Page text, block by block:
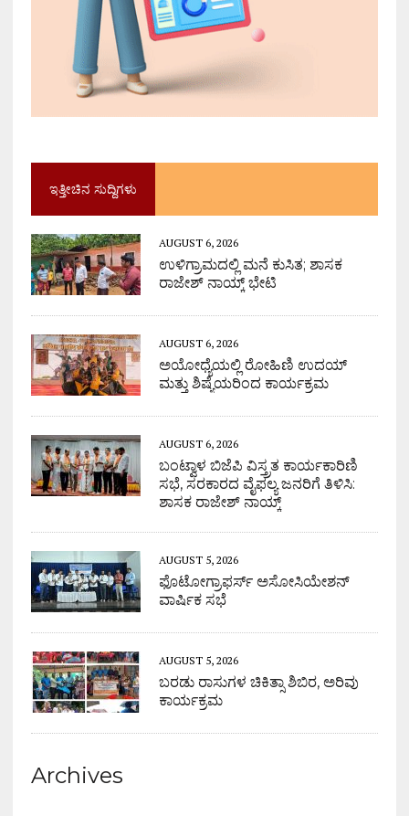
ಇತ್ತೀಚಿನ ಸುದ್ದಿಗಳು
AUGUST 6, 2026
ಉಳಿಗ್ರಾಮದಲ್ಲಿ ಮನೆ ಕುಸಿತ; ಶಾಸಕ
ರಾಜೇಶ್ ನಾಯ್ಕ್ ಭೇಟಿ
AUGUST 6, 2026
ಅಯೋಧ್ಯೆಯಲ್ಲಿ ರೋಹಿಣಿ ಉದಯ್
ಮತ್ತು ಶಿಷ್ಯೆಯರಿಂದ ಕಾರ್ಯಕ್ರಮ
AUGUST 6, 2026
ಬಂಟ್ವಾಳ ಬಿಜೆಪಿ ವಿಸ್ತ್ರತ ಕಾರ್ಯಕಾರಿಣಿ
ಸಭೆ, ಸರಕಾರದ ವೈಫಲ್ಯ ಜನರಿಗೆ ತಿಳಿಸಿ:
ಶಾಸಕ ರಾಜೇಶ್ ನಾಯ್ಕ್
AUGUST 5, 2026
ಫೊಟೋಗ್ರಾಫರ್ಸ್ ಅಸೋಸಿಯೇಶನ್
ವಾರ್ಷಿಕ ಸಭೆ
AUGUST 5, 2026
ಬರಡು ರಾಸುಗಳ ಚಿಕಿತ್ಸಾ ಶಿಬಿರ, ಅರಿವು
ಕಾರ್ಯಕ್ರಮ
Archives